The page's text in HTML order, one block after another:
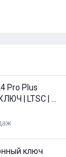
Pro Plus
| LTSC | +
ключ